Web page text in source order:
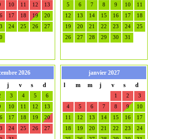
10 11 12
13
17 18 19
20
24 25 26
27
5
6 7 8 9 10
11
12
13 14 15 16 17
18
19
20 21 22 23 24
25
26
27 28 29 30 31
2026
j v s d
3 4 5
6
10 11 12
13
17 18 19
20
24 25 26
27
janvier 2027
l
m m j v s d
1 2
3
4
5 6 7 8 9
10
11
12 13 14 15 16
17
18
19 20 21 22 23
24